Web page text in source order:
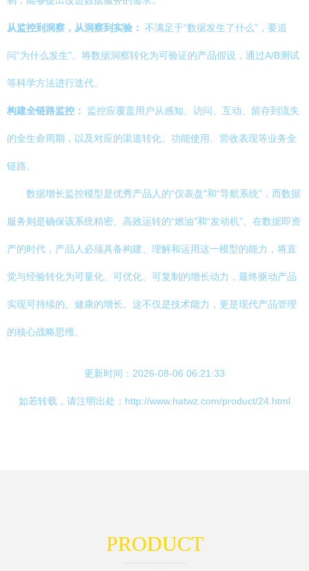
从监控到洞察，从洞察到实验： 不满足于“数据发生了什么”，要追
问“为什么发生”。将数据洞察转化为可验证的产品假设，通过A/B测试
等科学方法进行迭代。
构建全链路监控： 监控应覆盖用户从感知、访问、互动、留存到流失
的全生命周期，以及对应的渠道转化、功能使用、营收表现等业务全
链路。
数据增长监控模型是优秀产品人的“仪表盘”和“导航系统”，而数据
服务则是确保该系统精密、高效运转的“燃油”和“发动机”。在数据即资
产的时代，产品人必须具备构建、理解和运用这一模型的能力，将直
觉与经验转化为可量化、可优化、可复制的增长动力，最终驱动产品
实现可持续的、健康的增长。这不仅是技术能力，更是现代产品管理
的核心战略思维。
更新时间：2026-08-06 06:21:33
如若转载，请注明出处：http://www.hatwz.com/product/24.html
PRODUCT